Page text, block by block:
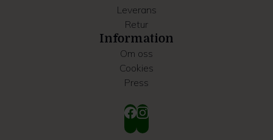
Leverans
Retur
Information
Om oss
Cookies
Press